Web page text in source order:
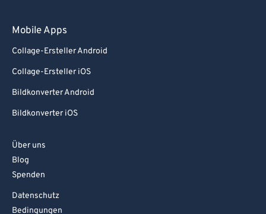
Mobile Apps
Collage-Ersteller Android
Collage-Ersteller iOS
Bildkonverter Android
Bildkonverter iOS
Über uns
Blog
Spenden
Datenschutz
Bedingungen